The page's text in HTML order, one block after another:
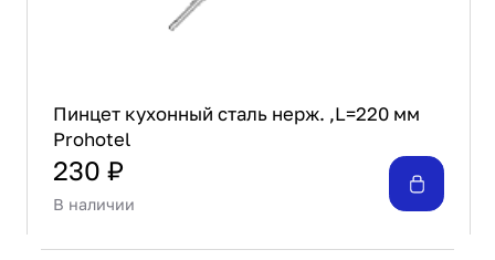
Пинцет кухонный сталь нерж. ,L=220 мм
Prohotel
230 ₽
В наличии